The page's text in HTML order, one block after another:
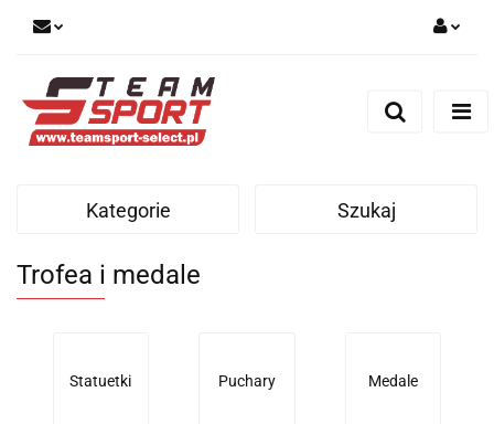
Zarejestruj się
Kategorie Szukaj
Trofea i medale
Statuetki Puchary Medale